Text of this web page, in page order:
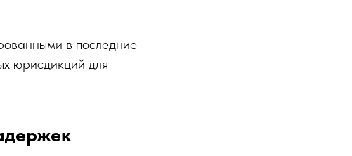
в последние
юрисдикций для